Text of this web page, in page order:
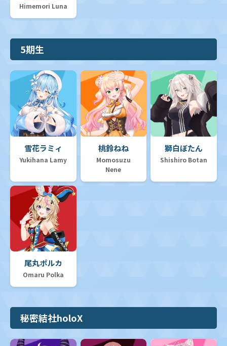
Himemori Luna
5期生
雪花ラミィ
Yukihana Lamy
桃鈴ねね
Momosuzu
Nene
獅白ぼたん
Shishiro Botan
尾丸ポルカ
Omaru Polka
秘密結社holoX